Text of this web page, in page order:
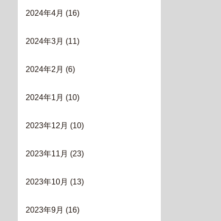
2024年4月 (16)
2024年3月 (11)
2024年2月 (6)
2024年1月 (10)
2023年12月 (10)
2023年11月 (23)
2023年10月 (13)
2023年9月 (16)